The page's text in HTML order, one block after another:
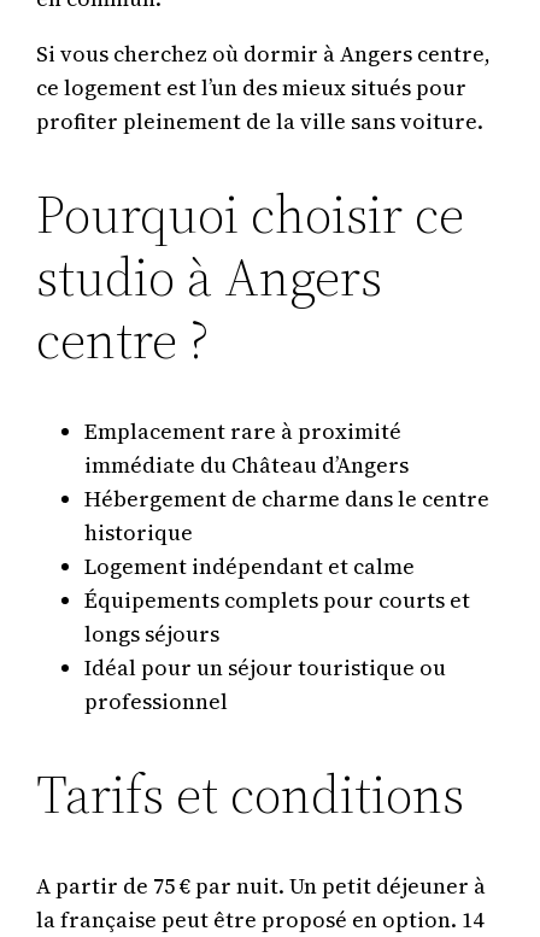
Si vous cherchez où dormir à Angers centre,
ce logement est l’un des mieux situés pour
profiter pleinement de la ville sans voiture.
Pourquoi choisir ce
studio à Angers
centre ?
Emplacement rare à proximité
immédiate du Château d’Angers
Hébergement de charme dans le centre
historique
Logement indépendant et calme
Équipements complets pour courts et
longs séjours
Idéal pour un séjour touristique ou
professionnel
Tarifs et conditions
A partir de 75 € par nuit. Un petit déjeuner à
la française peut être proposé en option. 14